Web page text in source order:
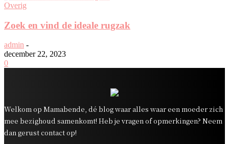
Overig
Zoek en vind de ideale rugzak
admin -
december 22, 2023
0
Welkom op Mamabende, dé blog waar alles waar een moeder zich
mee bezighoud samenkomt! Heb je vragen of opmerkingen? Neem
dan gerust contact op!